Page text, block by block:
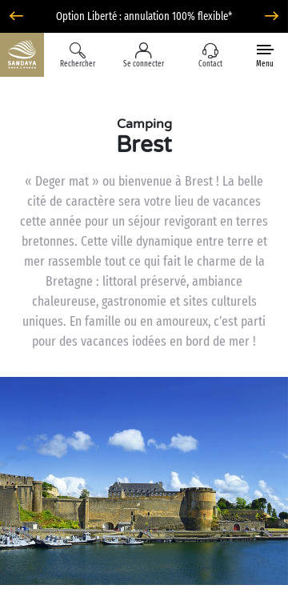
Option Liberté : annulation 100% flexible*
Rechercher Se connecter Contact Menu
Camping
Brest
« Deger mat » ou bienvenue à Brest ! La belle
cité de caractère sera votre lieu de vacances
cette année pour un séjour revigorant en terres
bretonnes. Cette ville dynamique entre terre et
mer rassemble tout ce qui fait le charme de la
Bretagne : littoral préservé, ambiance
chaleureuse, gastronomie et sites culturels
uniques. En famille ou en amoureux, c’est parti
pour des vacances iodées en bord de mer !